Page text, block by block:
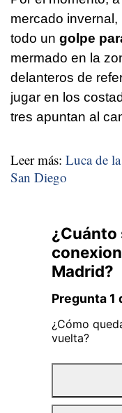
mercado invernal,
todo un golpe
mermado en la
delanteros de
jugar en los
tres apuntan al
Leer más: Luca de
San Diego